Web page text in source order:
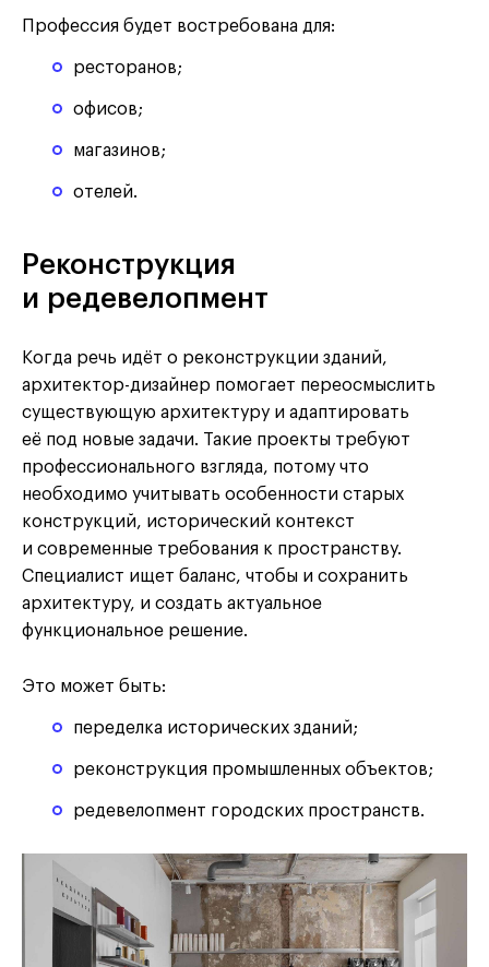
Профессия будет востребована для:
ресторанов;
офисов;
магазинов;
отелей.
Реконструкция
и редевелопмент
Когда речь идёт о реконструкции зданий,
архитектор-дизайнер помогает переосмыслить
существующую архитектуру и адаптировать
её под новые задачи. Такие проекты требуют
профессионального взгляда, потому что
необходимо учитывать особенности старых
конструкций, исторический контекст
и современные требования к пространству.
Специалист ищет баланс, чтобы и сохранить
архитектуру, и создать актуальное
функциональное решение.
Это может быть:
переделка исторических зданий;
реконструкция промышленных объектов;
редевелопмент городских пространств.